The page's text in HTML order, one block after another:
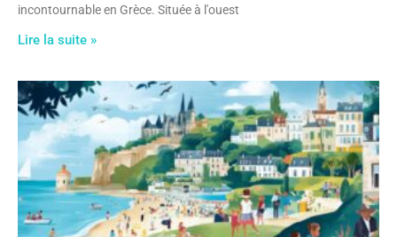
incontournable en Grèce. Située à l'ouest
Lire la suite »